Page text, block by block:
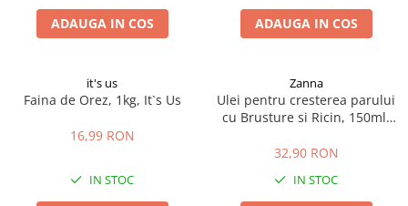
Alte produse din Cocos
ADAUGA IN COS ADAUGA IN COS
it's us
Faina de Orez, 1kg, It`s Us
16,99 RON
IN STOC
Zanna
Ulei pentru cresterea parului
cu Brusture si Ricin, 150ml,
32,90 RON
IN STOC